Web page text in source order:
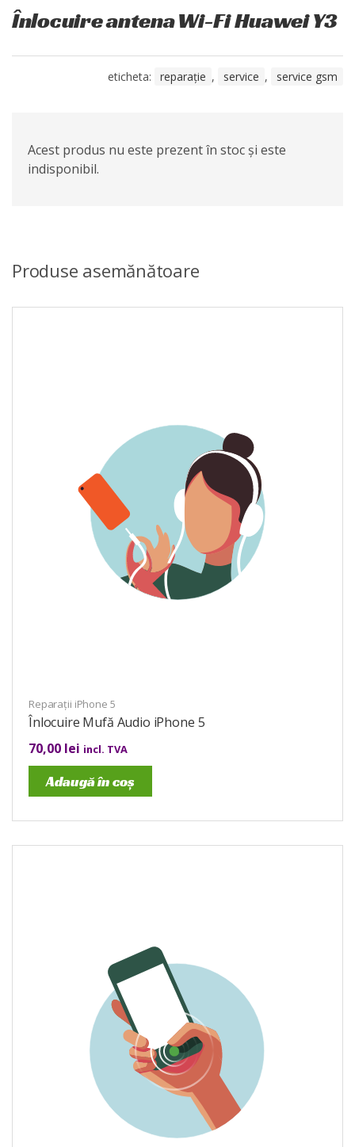
Înlocuire antena Wi-Fi Huawei Y3
eticheta: reparație , service , service gsm
Acest produs nu este prezent în stoc și este
indisponibil.
Produse asemănătoare
Reparații iPhone 5
Înlocuire Mufă Audio iPhone 5
70,00 lei incl. TVA
Adaugă în coș